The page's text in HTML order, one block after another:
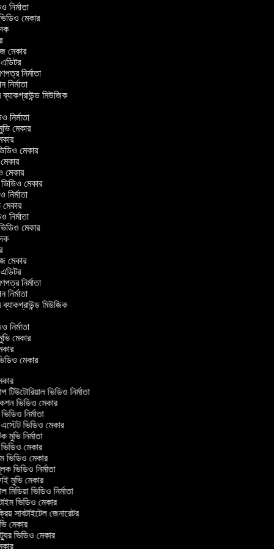
নির্মাতা
মেকার
মেকার
এডিটর
নির্মাতা
নির্মাতা
ব্যাকগ্রাউন্ড মিউজিক
নির্মাতা
মেকার
মেকার
মেকার
মেকার
মেকার
নির্মাতা
মেকার
নির্মাতা
মেকার
মেকার
এডিটর
নির্মাতা
নির্মাতা
ব্যাকগ্রাউন্ড মিউজিক
নির্মাতা
মেকার
মেকার
ভিডিও নির্মাতা
ভিডিও মেকার
নির্মাতা
ভিডিও মেকার
মুভি নির্মাতা
মেকার
ভিডিও মেকার
ভিডিও নির্মাতা
মুভি মেকার
ভিডিও নির্মাতা
ভিডিও মেকার
সাবটাইটেল জেনারেটর
মেকার
ভিডিও মেকার